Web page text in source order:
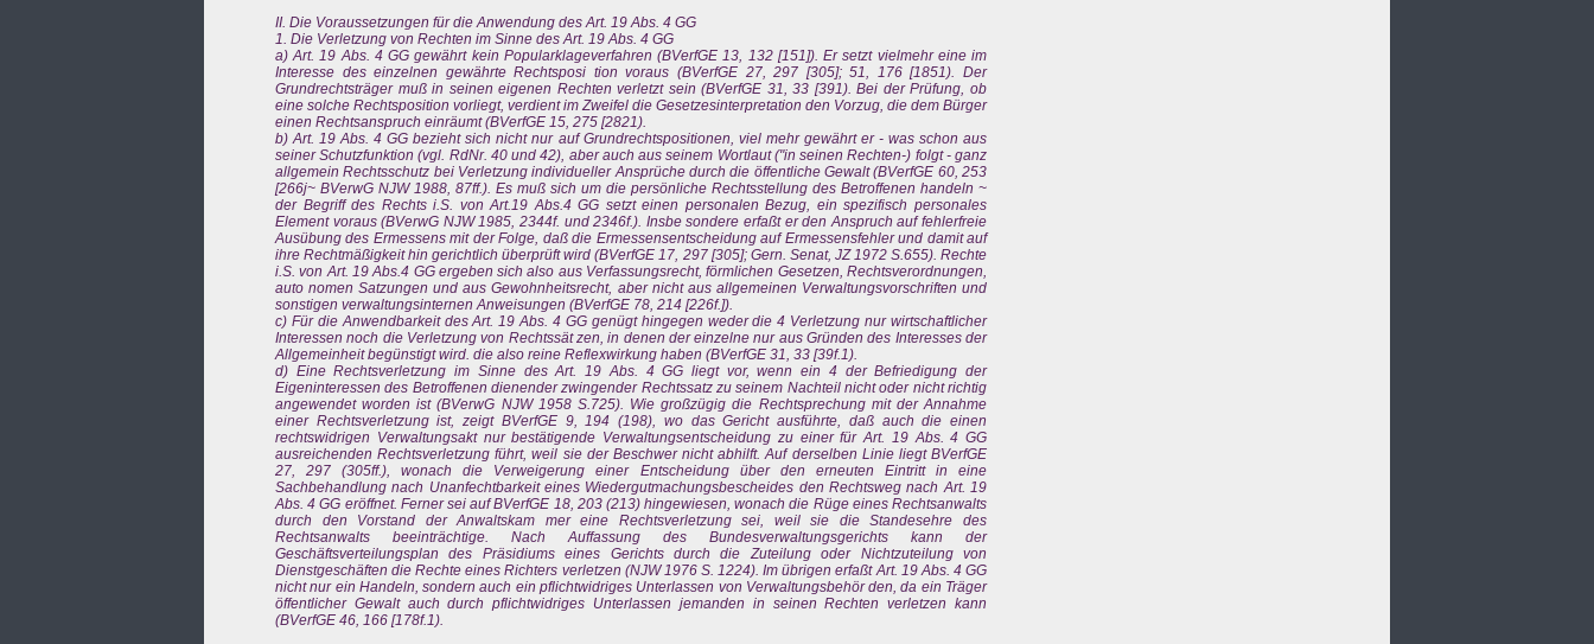
II. Die Voraussetzungen für die Anwendung des Art. 19 Abs. 4 GG
1. Die Verletzung von Rechten im Sinne des Art. 19 Abs. 4 GG
a) Art. 19 Abs. 4 GG gewährt kein Popularklageverfahren (BVerfGE 13, 132 [151]). Er setzt vielmehr eine im
Interesse des einzelnen gewährte Rechtsposi tion voraus (BVerfGE 27, 297 [305]; 51, 176 [1851). Der
Grundrechtsträger muß in seinen eigenen Rechten verletzt sein (BVerfGE 31, 33 [391). Bei der Prüfung, ob
eine solche Rechtsposition vorliegt, verdient im Zweifel die Gesetzesinterpretation den Vorzug, die dem Bürger
einen Rechtsanspruch einräumt (BVerfGE 15, 275 [2821).
b) Art. 19 Abs. 4 GG bezieht sich nicht nur auf Grundrechtspositionen, viel mehr gewährt er - was schon aus
seiner Schutzfunktion (vgl. RdNr. 40 und 42), aber auch aus seinem Wortlaut ("in seinen Rechten-) folgt - ganz
allgemein Rechtsschutz bei Verletzung individueller Ansprüche durch die öffentliche Gewalt (BVerfGE 60, 253
[266j~ BVerwG NJW 1988, 87ff.). Es muß sich um die persönliche Rechtsstellung des Betroffenen handeln ~
der Begriff des Rechts i.S. von Art.19 Abs.4 GG setzt einen personalen Bezug, ein spezifisch personales
Element voraus (BVerwG NJW 1985, 2344f. und 2346f.). Insbe sondere erfaßt er den Anspruch auf fehlerfreie
Ausübung des Ermessens mit der Folge, daß die Ermessensentscheidung auf Ermessensfehler und damit auf
ihre Rechtmäßigkeit hin gerichtlich überprüft wird (BVerfGE 17, 297 [305]; Gern. Senat, JZ 1972 S.655). Rechte
i.S. von Art. 19 Abs.4 GG ergeben sich also aus Verfassungsrecht, förmlichen Gesetzen, Rechtsverordnungen,
auto nomen Satzungen und aus Gewohnheitsrecht, aber nicht aus allgemeinen Verwaltungsvorschriften und
sonstigen verwaltungsinternen Anweisungen (BVerfGE 78, 214 [226f.]).
c) Für die Anwendbarkeit des Art. 19 Abs. 4 GG genügt hingegen weder die 4 Verletzung nur wirtschaftlicher
Interessen noch die Verletzung von Rechtssät zen, in denen der einzelne nur aus Gründen des Interesses der
Allgemeinheit begünstigt wird. die also reine Reflexwirkung haben (BVerfGE 31, 33 [39f.1).
d) Eine Rechtsverletzung im Sinne des Art. 19 Abs. 4 GG liegt vor, wenn ein 4 der Befriedigung der
Eigeninteressen des Betroffenen dienender zwingender Rechtssatz zu seinem Nachteil nicht oder nicht richtig
angewendet worden ist (BVerwG NJW 1958 S.725). Wie großzügig die Rechtsprechung mit der Annahme
einer Rechtsverletzung ist, zeigt BVerfGE 9, 194 (198), wo das Gericht ausführte, daß auch die einen
rechtswidrigen Verwaltungsakt nur bestätigende Verwaltungsentscheidung zu einer für Art. 19 Abs. 4 GG
ausreichenden Rechtsverletzung führt, weil sie der Beschwer nicht abhilft. Auf derselben Linie liegt BVerfGE
27, 297 (305ff.), wonach die Verweigerung einer Entscheidung über den erneuten Eintritt in eine
Sachbehandlung nach Unanfechtbarkeit eines Wiedergutmachungsbescheides den Rechtsweg nach Art. 19
Abs. 4 GG eröffnet. Ferner sei auf BVerfGE 18, 203 (213) hingewiesen, wonach die Rüge eines Rechtsanwalts
durch den Vorstand der Anwaltskam mer eine Rechtsverletzung sei, weil sie die Standesehre des
Rechtsanwalts beeinträchtige. Nach Auffassung des Bundesverwaltungsgerichts kann der
Geschäftsverteilungsplan des Präsidiums eines Gerichts durch die Zuteilung oder Nichtzuteilung von
Dienstgeschäften die Rechte eines Richters verletzen (NJW 1976 S. 1224). Im übrigen erfaßt Art. 19 Abs. 4 GG
nicht nur ein Handeln, sondern auch ein pflichtwidriges Unterlassen von Verwaltungsbehör den, da ein Träger
öffentlicher Gewalt auch durch pflichtwidriges Unterlassen jemanden in seinen Rechten verletzen kann
(BVerfGE 46, 166 [178f.1).